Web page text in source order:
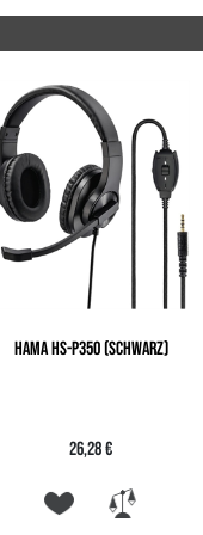
HAMA HS-P350 (SCHWARZ)
26,28 €